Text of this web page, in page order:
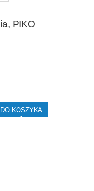
PIKO
DO KOSZYKA